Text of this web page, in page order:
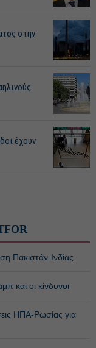
στην
έχουν
Πακιστάν-Ινδίας
και οι κίνδυνοι
ΗΠΑ-Ρωσίας για